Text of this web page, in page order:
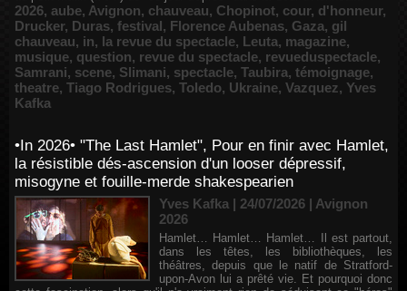
2026, aube, Avignon, chauveau, Chopinot, cour, d'honneur,
Drucker, Duras, festival, Florence Aubenas, Gaza, gil
chauveau, in, la revue du spectacle, Leuta, magazine,
musique, question, revue du spectacle, revueduspectacle,
Samrani, scene, Slimani, spectacle, Taubira, témoignage,
theatre, Tiago Rodrigues, Toledo, Ukraine, Vazquez, Yves
Kafka
•In 2026• "The Last Hamlet", Pour en finir avec Hamlet,
la résistible dés-ascension d'un looser dépressif,
misogyne et fouille-merde shakespearien
Yves Kafka | 24/07/2026 | Avignon
2026
Hamlet… Hamlet… Hamlet… Il est partout,
dans les têtes, les bibliothèques, les
théâtres, depuis que le natif de Stratford-
upon-Avon lui a prêté vie. Et pourquoi donc